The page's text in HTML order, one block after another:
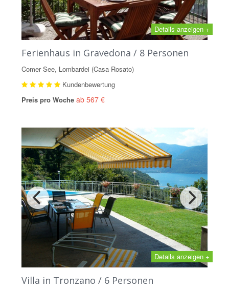
Details anzeigen +
Ferienhaus in Gravedona / 8 Personen
Comer See, Lombardei (Casa Rosato)
Kundenbewertung
Preis pro Woche ab 567 €
Details anzeigen +
Villa in Tronzano / 6 Personen